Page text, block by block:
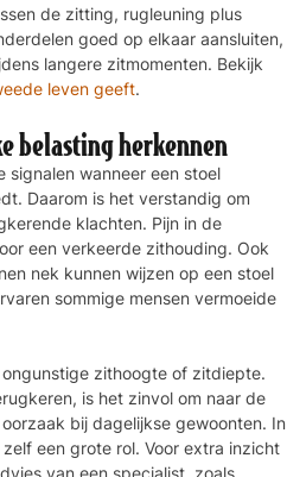
de zitting, rugleuning plus
goed op elkaar aansluiten,
langere zitmomenten. Bekijk
leven geeft.
belasting herkennen
wanneer een stoel
Daarom is het verstandig om
klachten. Pijn in de
een verkeerde zithouding. Ook
nek kunnen wijzen op een stoel
sommige mensen vermoeide
zithoogte of zitdiepte.
is het zinvol om naar de
bij dagelijkse gewoonten. In
een grote rol. Voor extra inzicht
van een specialist, zoals